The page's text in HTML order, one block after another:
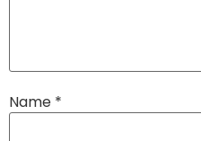
Name *